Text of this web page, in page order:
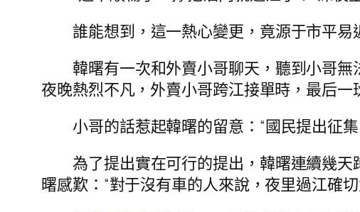
誰能想到，這一熱心變更，竟源于市平易
韓曙有一次和外賣小哥聊天，聽到小哥
夜晚熱烈不凡，外賣小哥跨江接單時，最后
小哥的話惹起韓曙的留意：“國民提出征
為了提出實在可行的提出，韓曙連續幾
曙感歎：“對于沒有車的人來說，夜里過江確